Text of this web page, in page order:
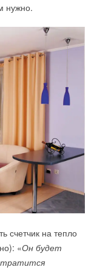
нужно.
счетчик на тепло
«Он будет
тратится